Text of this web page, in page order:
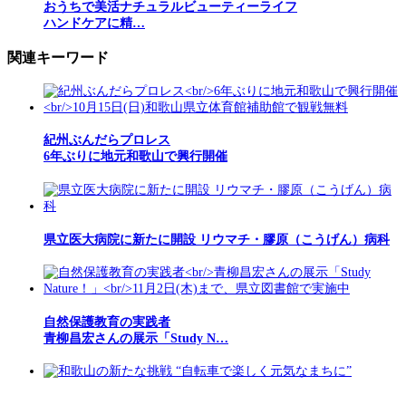
おうちで美活ナチュラルビューティーライフ
ハンドケアに精…
関連キーワード
紀州ぶんだらプロレス
6年ぶりに地元和歌山で興行開催
県立医大病院に新たに開設 リウマチ・膠原（こうげん）病科
自然保護教育の実践者
青柳昌宏さんの展示「Study N…